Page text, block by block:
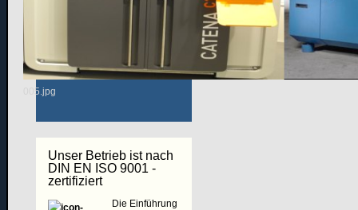
005.jpg
Unternehmensfilm
Unser Betrieb ist nach
DIN EN ISO 9001 -
zertifiziert
Die Einführung